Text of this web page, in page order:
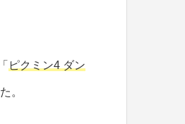
ピクミン4 ダン
。